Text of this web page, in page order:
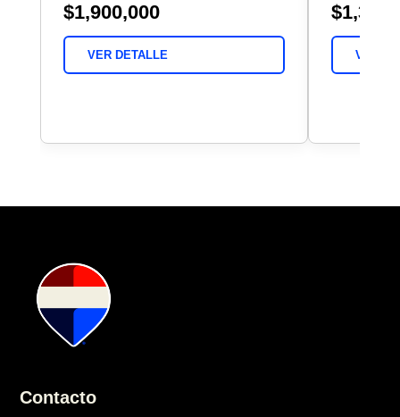
$1,900,000
VER DETALLE VER
Contacto